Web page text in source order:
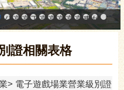
企業升級輔導網站
港創艦
技創新園區
線上申辦系統
業園區
工業資訊平台
雄本洲產業園區服務中心
公司、商業登記主題網
高雄市友善商家
高雄市政府經濟發展局-
工業管線防災教育資
高雄市綠能管理資
高雄市綠能管理
高雄淨零商轉
高雄招商網
高雄會展網
專刊『雄
雄心高
「我
證相關表格
電子遊戲場業營業級別證